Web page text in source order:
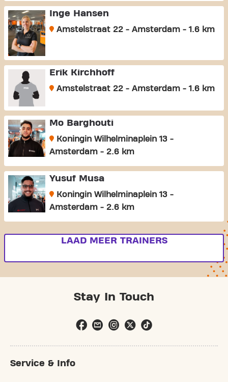
Inge Hansen
Amstelstraat 22 - Amsterdam - 1.6 km
Erik Kirchhoff
Amstelstraat 22 - Amsterdam - 1.6 km
Mo Barghouti
Koningin Wilhelminaplein 13 -
Amsterdam - 2.6 km
Yusuf Musa
Koningin Wilhelminaplein 13 -
Amsterdam - 2.6 km
LAAD MEER TRAINERS
Stay In Touch
Service & Info